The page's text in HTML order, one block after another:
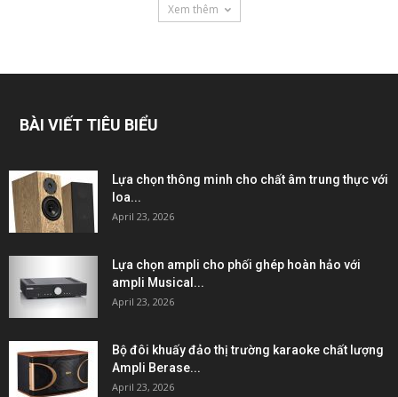
Xem thêm
BÀI VIẾT TIÊU BIỂU
Lựa chọn thông minh cho chất âm trung thực với
loa...
April 23, 2026
Lựa chọn ampli cho phối ghép hoàn hảo với
ampli Musical...
April 23, 2026
Bộ đôi khuấy đảo thị trường karaoke chất lượng
Ampli Berase...
April 23, 2026